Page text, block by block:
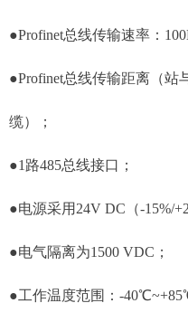
●Profinet总线传输速率：
●Profinet总线传输距离（站
缆）；
●1路485总线接口；
●电源采用24V DC（-15%/
●电气隔离为1500 VDC；
●工作温度范围：-